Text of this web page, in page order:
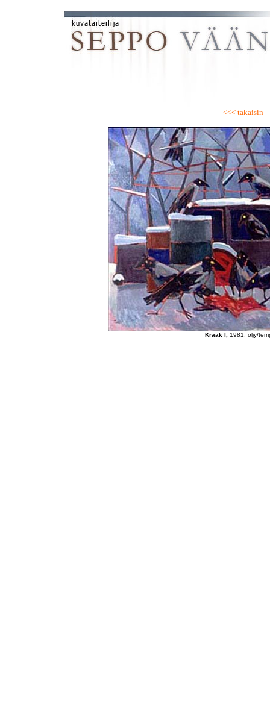
<<< takaisin
Krääk I, 1981, öljy/